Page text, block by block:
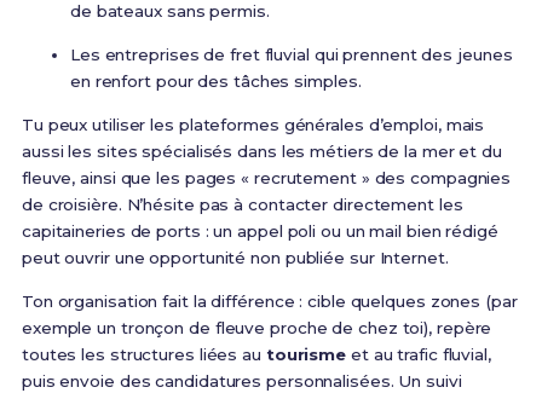
de bateaux sans permis.
Les entreprises de fret fluvial qui prennent des jeunes
en renfort pour des tâches simples.
Tu peux utiliser les plateformes générales d’emploi, mais
aussi les sites spécialisés dans les métiers de la mer et du
fleuve, ainsi que les pages « recrutement » des compagnies
de croisière. N’hésite pas à contacter directement les
capitaineries de ports : un appel poli ou un mail bien rédigé
peut ouvrir une opportunité non publiée sur Internet.
Ton organisation fait la différence : cible quelques zones (par
exemple un tronçon de fleuve proche de chez toi), repère
toutes les structures liées au tourisme et au trafic fluvial,
puis envoie des candidatures personnalisées. Un suivi